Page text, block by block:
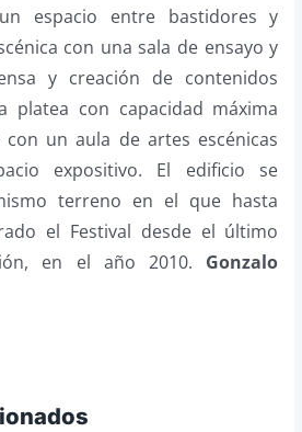
espacio entre bastidores y
con una sala de ensayo y
y creación de contenidos
platea con capacidad máxima
con un aula de artes escénicas
expositivo. El edificio se
terreno en el que hasta
el Festival desde el último
en el año 2010. Gonzalo